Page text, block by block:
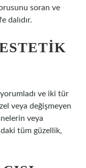
soran ve
dalıdır.
ve iki tür
veya değişmeyen
veya
tüm güzellik,